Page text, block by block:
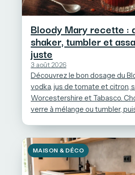
Bloody Mary recette :
shaker, tumbler et
juste
3 août 2026
Découvrez le bon dosage du
vodka, jus de tomate et citron,
Worcestershire et Tabasco.
verre à mélange ou tumbler,
MAISON & DÉCO